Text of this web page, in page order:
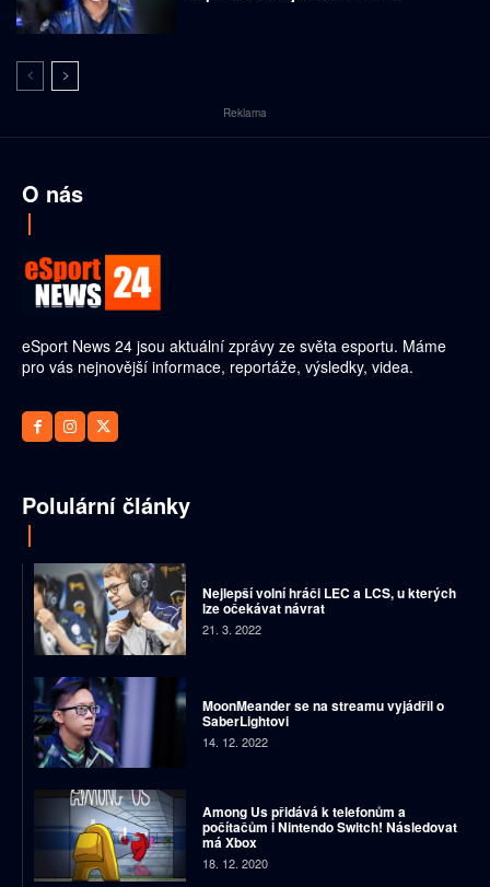
Reklama
O nás
eSport News 24 jsou aktuální zprávy ze světa esportu. Máme
pro vás nejnovější informace, reportáže, výsledky, videa.
Polulární články
Nejlepší volní hráči LEC a LCS, u kterých
lze očekávat návrat
21. 3. 2022
MoonMeander se na streamu vyjádřil o
SaberLightovi
14. 12. 2022
Among Us přidává k telefonům a
počítačům i Nintendo Switch! Následovat
má Xbox
18. 12. 2020